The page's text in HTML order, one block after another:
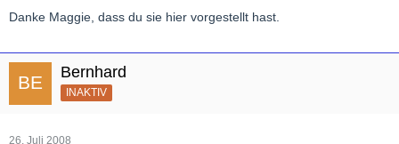
Danke Maggie, dass du sie hier vorgestellt hast.
Bernhard
INAKTIV
26. Juli 2008